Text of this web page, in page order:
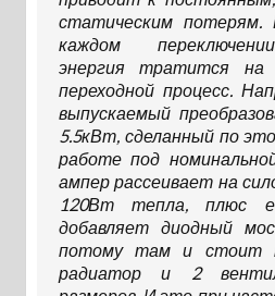
статическим потерям.
каждом
энергия тратится на
переходной процесс.
выпускаемый
5.5кВт, сделанный по
работе под
ампер рассеивает на
120Вт тепла, плюс
добавляет диодный
потому там и стоит
радиатор и 2